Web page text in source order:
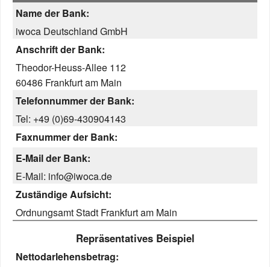
Name der Bank:
iwoca Deutschland GmbH
Anschrift der Bank:
Theodor-Heuss-Allee 112
60486 Frankfurt am Main
Telefonnummer der Bank:
Tel: +49 (0)69-430904143
Faxnummer der Bank:
E-Mail der Bank:
E-Mail: info@iwoca.de
Zuständige Aufsicht:
Ordnungsamt Stadt Frankfurt am Main
Repräsentatives Beispiel
Nettodarlehensbetrag: